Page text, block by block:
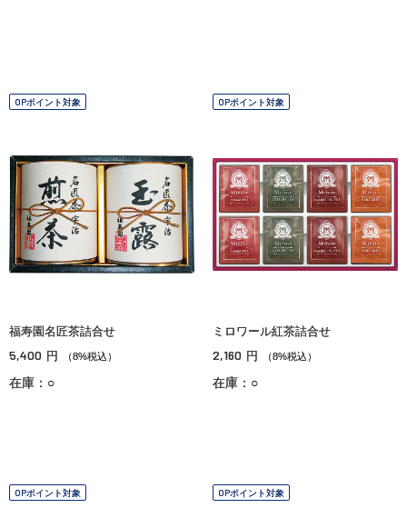
OPポイント対象
福寿園名匠茶詰合せ
5,400 円 （8%税込）
在庫：○
OPポイント対象
ミロワール紅茶詰合せ
2,160 円 （8%税込）
在庫：○
OPポイント対象 OPポイント対象